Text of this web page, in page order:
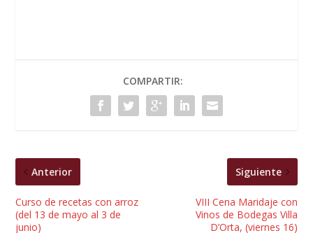
COMPARTIR:
Anterior
Curso de recetas con arroz
(del 13 de mayo al 3 de
junio)
Siguiente
VIII Cena Maridaje con
Vinos de Bodegas Villa
D’Orta, (viernes 16)